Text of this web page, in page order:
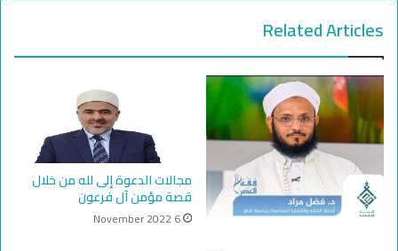
Related Articles
مجالات الدعوة إلى لله من خلال
قصة مؤمن آل فرعون
6 November 2022